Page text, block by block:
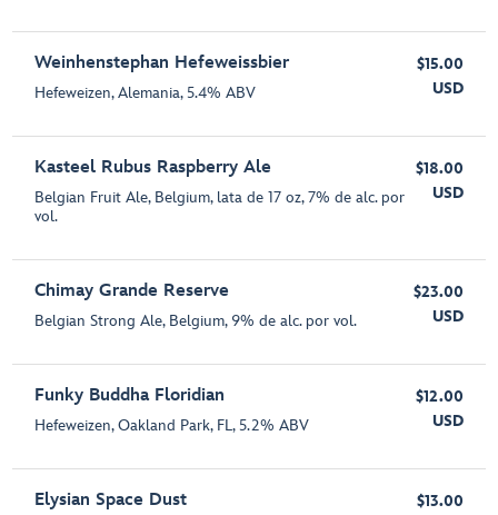
Weinhenstephan Hefeweissbier
Hefeweizen, Alemania, 5.4% ABV
$15.00
USD
Kasteel Rubus Raspberry Ale
Belgian Fruit Ale, Belgium, lata de 17 oz, 7% de alc. por
vol.
$18.00
USD
Chimay Grande Reserve
Belgian Strong Ale, Belgium, 9% de alc. por vol.
$23.00
USD
Funky Buddha Floridian
Hefeweizen, Oakland Park, FL, 5.2% ABV
$12.00
USD
Elysian Space Dust
$13.00